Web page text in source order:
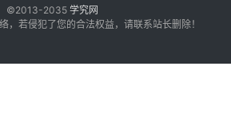
©2013-2035 学究网
，若侵犯了您的合法权益，请联系站长删除！